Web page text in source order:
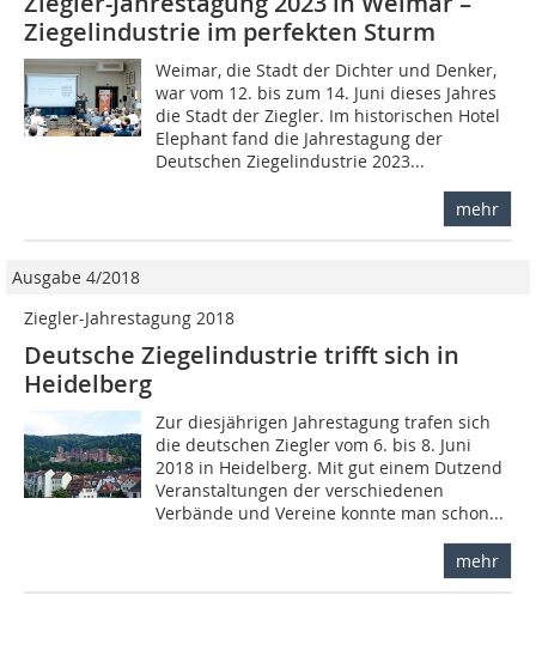
Ziegelindustrie im perfekten Sturm
Weimar, die Stadt der Dichter und Denker,
war vom 12. bis zum 14. Juni dieses Jahres
die Stadt der Ziegler. Im historischen Hotel
Elephant fand die Jahrestagung der
Deutschen Ziegelindustrie 2023...
mehr
Ausgabe 4/2018
Ziegler-Jahrestagung 2018
Deutsche Ziegelindustrie trifft sich in
Heidelberg
Zur diesjährigen Jahrestagung trafen sich
die deutschen Ziegler vom 6. bis 8. Juni
2018 in Heidelberg. Mit gut einem Dutzend
Veranstaltungen der verschiedenen
Verbände und Vereine konnte man schon...
mehr